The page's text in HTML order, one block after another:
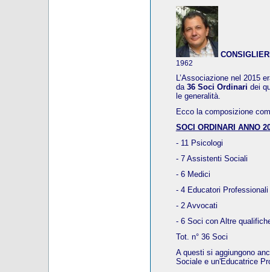
1962
L’Associazione nel 2015
da 36 Soci Ordinari dei
le generalità.
Ecco la composizione
SOCI ORDINARI ANNO
- 11 Psicologi
- 7 Assistenti Sociali
- 6 Medici
- 4 Educatori Professionali
- 2 Avvocati
- 6 Soci con Altre
Tot. n° 36 Soci
A questi si aggiungono
Sociale e un'Educatrice